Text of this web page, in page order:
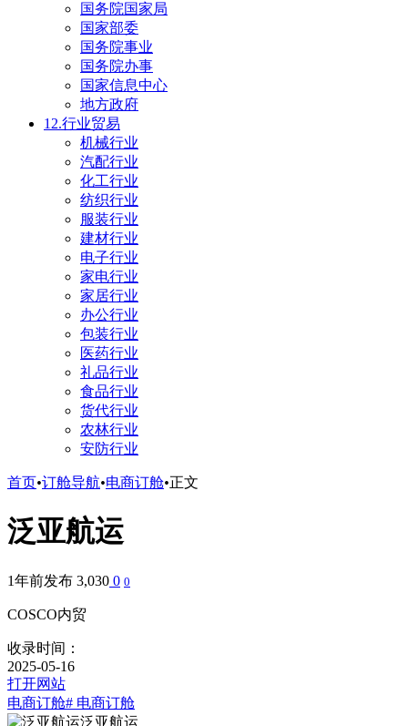
国务院国家局
国家部委
国务院事业
国务院办事
国家信息中心
地方政府
12.行业贸易
机械行业
汽配行业
化工行业
纺织行业
服装行业
建材行业
电子行业
家电行业
家居行业
办公行业
包装行业
医药行业
礼品行业
食品行业
货代行业
农林行业
安防行业
首页•订舱导航•电商订舱•正文
泛亚航运
1年前发布 3,030 0 0
COSCO内贸
收录时间：
2025-05-16
打开网站
电商订舱# 电商订舱
泛亚航运